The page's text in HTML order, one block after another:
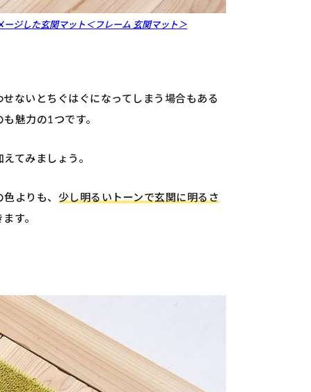
ジした玄関マット＜フレーム 玄関マット＞
ないとちぐはぐになってしまう場合もある
魅力の1つです。
てみましょう。
よりも、 少し明るいトーンで玄関に明るさ
す。